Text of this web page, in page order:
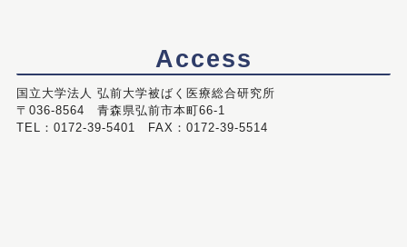
Access
国立大学法人 弘前大学被ばく医療総合研究所
〒036-8564 青森県弘前市本町66-1
TEL：0172-39-5401 FAX：0172-39-5514